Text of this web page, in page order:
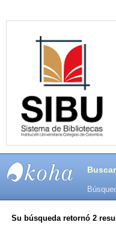
SISTEMAS
Buscar
Su búsqueda retornó 2